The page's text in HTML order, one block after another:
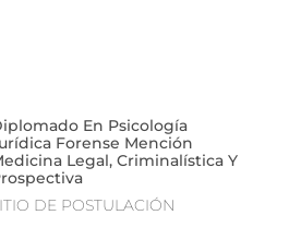
En Psicología
Forense Mención
Legal, Criminalística Y
DE POSTULACIÓN